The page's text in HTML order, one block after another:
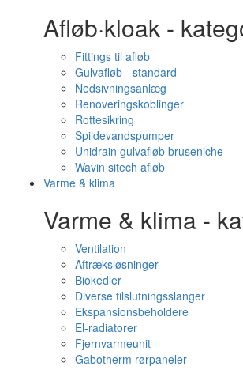
Afløb·kloak -
Fittings til afløb
Gulvafløb - standard
Nedsivningsanlæg
Renoveringskoblinger
Rottesikring
Spildevandspumper
Unidrain gulvafløb bruseniche
Wavin sitech afløb
Varme & klima
Varme & klima -
Ventilation
Aftræksløsninger
Biokedler
Diverse tilslutningsslanger
Ekspansionsbeholdere
El-radiatorer
Fjernvarmeunit
Gabotherm rørpaneler